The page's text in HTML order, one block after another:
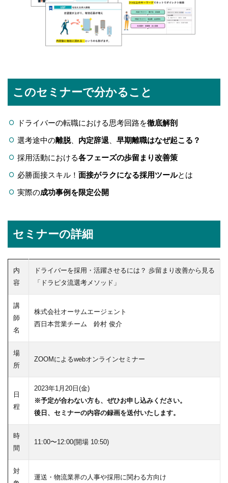
このセミナーで分かること
ドライバーの転職における思考回路を徹底解剖
選考途中の離脱、 内定辞退
早期離職はなぜ起こる？
採用活動における各フェーズの歩留まり改善策
必勝面接スキル！ 面接がラクになる採用ツールとは
実際の成功事例を限定公開
セミナーの詳細
内
容
ドライバーを採用・活躍させるには？ 歩留まり改善から見る
「ドラピタ流選考メソッド」
講
師
名
株式会社オーサムエージェント
西日本営業チーム 鈴村 俊介
場
所
ZOOMによるwebオンラインセミナー
日
程
2023年1月20日(金)
※予定が合わない方も、ぜひお申し込みください。
後日、セミナーの内容の録画を送付いたします。
時
間
11:00〜12:00(開場 10:50)
対
運送・物流業界の人事や採用に関わる方向け